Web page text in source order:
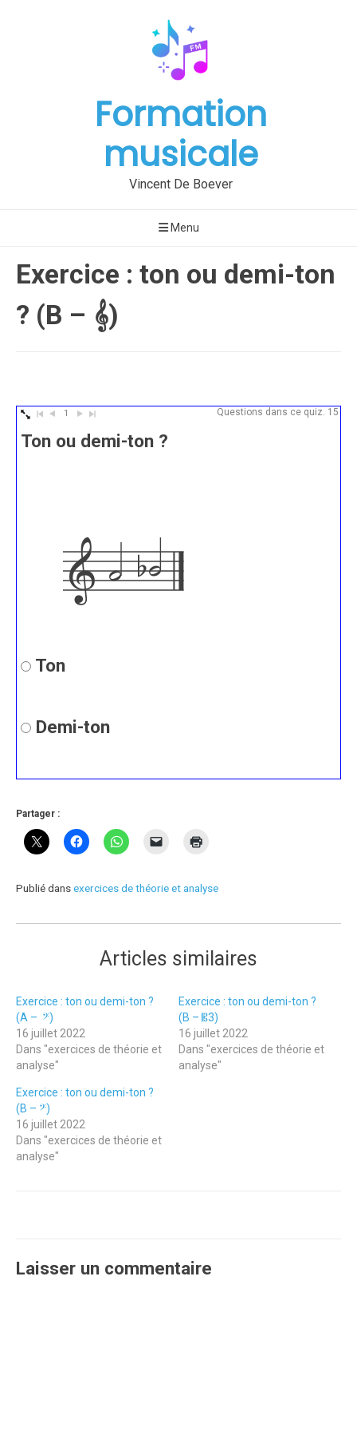
Formation
musicale
Vincent De Boever
Menu
Exercice : ton ou demi-ton
? (B – 𝄞)
16
2022
1 Questions dans ce quiz. 15
Ton ou demi-ton ?
 
Ton
Demi-ton
Partager :
Publié dansexercices de théorie et analyse
Articles similaires
Exercice : ton ou demi-ton ?
(A – 𝄢)
16 juillet 2022
Dans "exercices de théorie et
analyse"
Exercice : ton ou demi-ton ?
(B – 𝄡3)
16 juillet 2022
Dans "exercices de théorie et
analyse"
Exercice : ton ou demi-ton ?
(B – 𝄢)
16 juillet 2022
Dans "exercices de théorie et
analyse"
Laisser un commentaire